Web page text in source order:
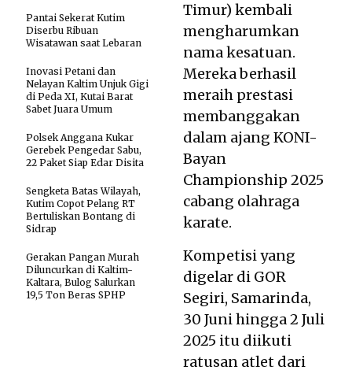
Timur) kembali
mengharumkan
nama kesatuan.
Mereka berhasil
meraih prestasi
membanggakan
dalam ajang KONI-
Bayan
Championship 2025
cabang olahraga
karate.
Kompetisi yang
digelar di GOR
Segiri, Samarinda,
30 Juni hingga 2 Juli
2025 itu diikuti
ratusan atlet dari
Pantai Sekerat Kutim
Diserbu Ribuan
Wisatawan saat Lebaran
Inovasi Petani dan
Nelayan Kaltim Unjuk Gigi
di Peda XI, Kutai Barat
Sabet Juara Umum
Polsek Anggana Kukar
Gerebek Pengedar Sabu,
22 Paket Siap Edar Disita
Sengketa Batas Wilayah,
Kutim Copot Pelang RT
Bertuliskan Bontang di
Sidrap
Gerakan Pangan Murah
Diluncurkan di Kaltim-
Kaltara, Bulog Salurkan
19,5 Ton Beras SPHP